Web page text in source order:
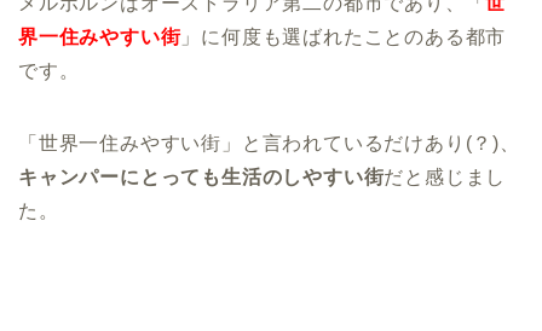
界一住みやすい街」に何度も選ばれたことのある都市
です。
「世界一住みやすい街」と言われているだけあり(？)、
キャンパーにとっても生活のしやすい街だと感じまし
た。